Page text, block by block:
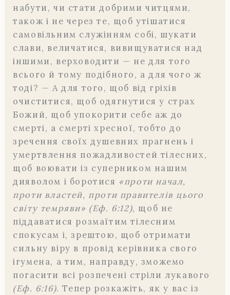
набути, чи стати добрими читцями,
також і не через те, щоб утішатися
самовільним служінням собі, шукати
слави, величатися, вивищуватися над
іншими, верховодити — не для того
всього й тому подібного, а для чого ж
тоді? — А для того, щоб від гріхів
очиститися, щоб одягнутися у страх
Божий, щоб упокорити себе аж до
смерті, а смерті хресної, тобто до
зречення своїх душевних прагнень і
умертвлення пожадливостей тілесних,
щоб воювати із суперником нашим
дияволом і боротися «проти начал,
проти властей, проти правителів цього
світу темряви» (Еф. 6:12), щоб не
піддаватися розмаїтим тілесним
спокусам і, зрештою, щоб отримати
сильну віру в провід керівника свого
ігумена, а тим, направду, зможемо
погасити всі розпечені стріли лукавого
(Еф. 6:16). Тепер розкажіть, як у вас із